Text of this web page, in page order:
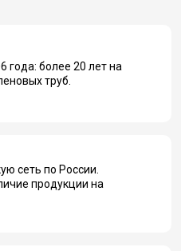
года: более 20 лет на
труб.
сеть по России.
продукции на